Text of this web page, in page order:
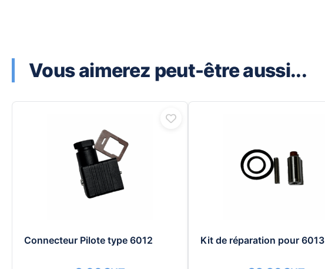
Vous aimerez peut-être aussi...
Connecteur Pilote type 6012 Kit de réparation pour 6013